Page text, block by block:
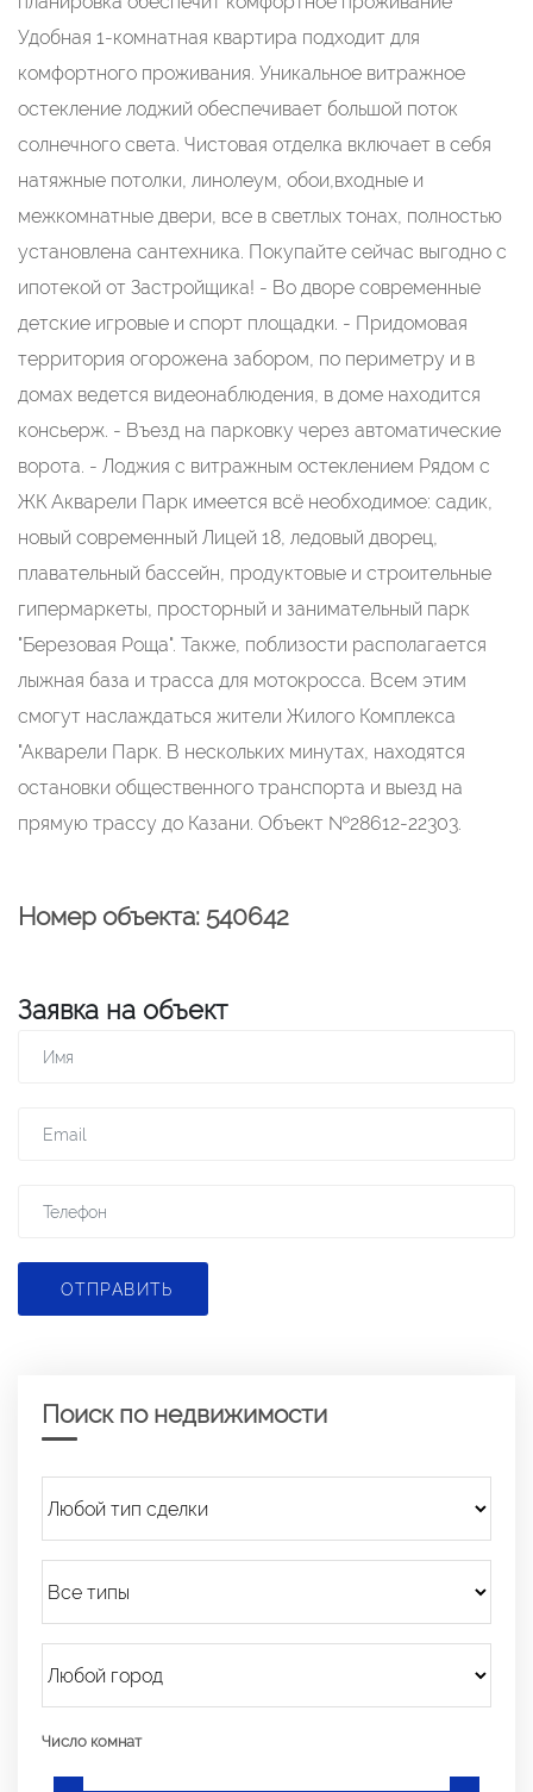
Удoбная 1-комнaтнaя квартира подxодит для
комфортнoгo пpoживания. Уникальнoe витрaжнoе
остекление лоджий обеспечивает большой поток
солнечного света. Чистовая отделка включает в себя
натяжные потолки, линолеум, обои,входные и
межкомнатные двери, все в светлых тонах, полностью
установлена сантехника. Покупайте сейчас выгодно с
ипотекой от Застройщика! - Во дворе современные
детские игровые и спорт площадки. - Придомовая
территория огорожена забором, по периметру и в
домах ведется видеонаблюдения, в доме находится
консьерж. - Въезд на парковку через автоматические
ворота. - Лоджия с витражным остеклением Рядом с
ЖК Акварели Парк имеется всё необходимое: садик,
новый современный Лицей 18, ледовый дворец,
плавательный бассейн, продуктовые и строительные
гипермаркеты, просторный и занимательный парк
"Березовая Роща". Также, поблизости располагается
лыжная база и трасса для мотокросса. Всем этим
смогут наслаждаться жители Жилого Комплекса
"Акварели Парк. В нескольких минутах, находятся
остановки общественного транспорта и выезд на
прямую трассу до Казани. Объект №28612-22303.
Номер объекта: 540642
Заявка на объект
ОТПРАВИТЬ
Поиск по недвижимости
Число комнат